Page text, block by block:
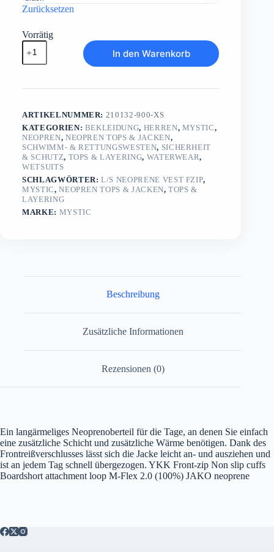
Zurücksetzen
Vorrätig
L/S
Neoprene
vest
Menge
In den Warenkorb
ARTIKELNUMMER: 210132-900-XS
KATEGORIEN: BEKLEIDUNG, HERREN, MYSTIC,
NEOPREN, NEOPREN TOPS & JACKEN,
SCHWIMM- & RETTUNGSWESTEN, SICHERHEIT
& SCHUTZ, TOPS & LAYERING, WATERWEAR,
WETSUITS
SCHLAGWÖRTER:L/S NEOPRENE VEST FZIP,
MYSTIC,NEOPREN TOPS & JACKEN,TOPS &
LAYERING
MARKE: MYSTIC
Beschreibung
Zusätzliche Informationen
Rezensionen (0)
Ein langärmeliges Neoprenoberteil für die Tage, an denen Sie einfach
eine zusätzliche Schicht und zusätzliche Wärme benötigen. Dank des
Frontreißverschlusses lässt sich die Jacke leicht an- und ausziehen und
ist an jedem Tag schnell übergezogen. YKK Front-zip Non slip cuffs
Boardshort attachment loop M-Flex 2.0 (100%) JAKO neoprene